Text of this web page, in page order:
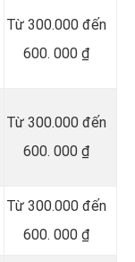
Từ 300.000 đến
600. 000 ₫
Từ 300.000 đến
600. 000 ₫
Từ 300.000 đến
600. 000 ₫